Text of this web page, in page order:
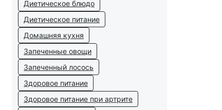
Диетическое блюдо
Диетическое питание
Домашняя кухня
Запеченные овощи
Запеченный лосось
Здоровое питание
Здоровое питание при артрите